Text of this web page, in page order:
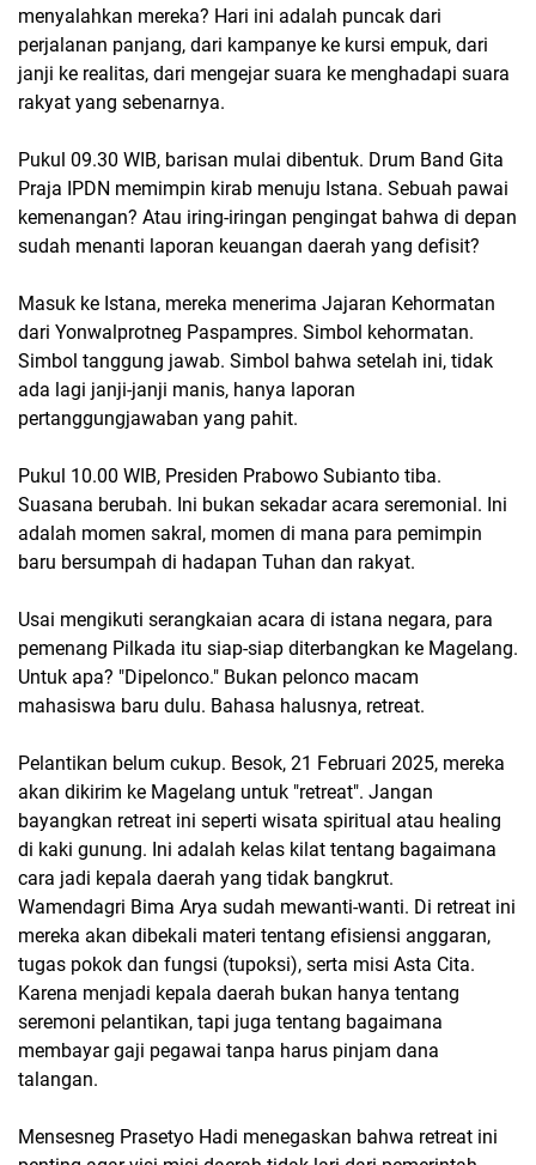
menyalahkan mereka? Hari ini adalah puncak dari
perjalanan panjang, dari kampanye ke kursi empuk, dari
janji ke realitas, dari mengejar suara ke menghadapi suara
rakyat yang sebenarnya.
Pukul 09.30 WIB, barisan mulai dibentuk. Drum Band Gita
Praja IPDN memimpin kirab menuju Istana. Sebuah pawai
kemenangan? Atau iring-iringan pengingat bahwa di depan
sudah menanti laporan keuangan daerah yang defisit?
Masuk ke Istana, mereka menerima Jajaran Kehormatan
dari Yonwalprotneg Paspampres. Simbol kehormatan.
Simbol tanggung jawab. Simbol bahwa setelah ini, tidak
ada lagi janji-janji manis, hanya laporan
pertanggungjawaban yang pahit.
Pukul 10.00 WIB, Presiden Prabowo Subianto tiba.
Suasana berubah. Ini bukan sekadar acara seremonial. Ini
adalah momen sakral, momen di mana para pemimpin
baru bersumpah di hadapan Tuhan dan rakyat.
Usai mengikuti serangkaian acara di istana negara, para
pemenang Pilkada itu siap-siap diterbangkan ke Magelang.
Untuk apa? "Dipelonco." Bukan pelonco macam
mahasiswa baru dulu. Bahasa halusnya, retreat.
Pelantikan belum cukup. Besok, 21 Februari 2025, mereka
akan dikirim ke Magelang untuk "retreat". Jangan
bayangkan retreat ini seperti wisata spiritual atau healing
di kaki gunung. Ini adalah kelas kilat tentang bagaimana
cara jadi kepala daerah yang tidak bangkrut.
Wamendagri Bima Arya sudah mewanti-wanti. Di retreat ini
mereka akan dibekali materi tentang efisiensi anggaran,
tugas pokok dan fungsi (tupoksi), serta misi Asta Cita.
Karena menjadi kepala daerah bukan hanya tentang
seremoni pelantikan, tapi juga tentang bagaimana
membayar gaji pegawai tanpa harus pinjam dana
talangan.
Mensesneg Prasetyo Hadi menegaskan bahwa retreat ini